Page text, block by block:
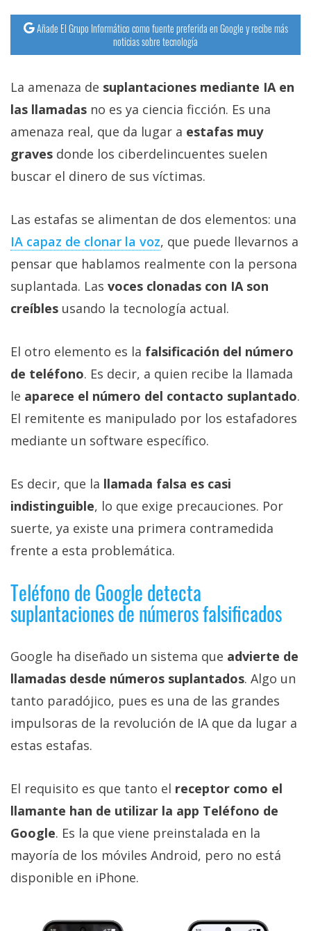
Añade El Grupo Informático como fuente preferida en Google y recibe más
noticias sobre tecnología
La amenaza de suplantaciones mediante IA en
las llamadas no es ya ciencia ficción. Es una
amenaza real, que da lugar a estafas muy
graves donde los ciberdelincuentes suelen
buscar el dinero de sus víctimas.
Las estafas se alimentan de dos elementos: una
IA capaz de clonar la voz‎, que puede llevarnos a
pensar que hablamos realmente con la persona
suplantada. Las voces clonadas con IA son
creíbles usando la tecnología actual.
El otro elemento es la falsificación del número
de teléfono. Es decir, a quien recibe la llamada
le aparece el número del contacto suplantado.
El remitente es manipulado por los estafadores
mediante un software específico.
Es decir, que la llamada falsa es casi
indistinguible, lo que exige precauciones. Por
suerte, ya existe una primera contramedida
frente a esta problemática.
Teléfono de Google detecta
suplantaciones de números falsificados
Google ha diseñado un sistema que advierte de
llamadas desde números suplantados. Algo un
tanto paradójico, pues es una de las grandes
impulsoras de la revolución de IA que da lugar a
estas estafas.
El requisito es que tanto el receptor como el
llamante han de utilizar la app Teléfono de
Google. Es la que viene preinstalada en la
mayoría de los móviles Android, pero no está
disponible en iPhone.